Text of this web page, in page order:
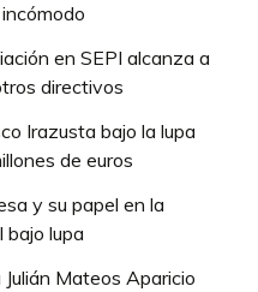
en SEPI alcanza a
directivos
Irazusta bajo la lupa
de euros
y su papel en la
bajo lupa
Mateos Aparicio